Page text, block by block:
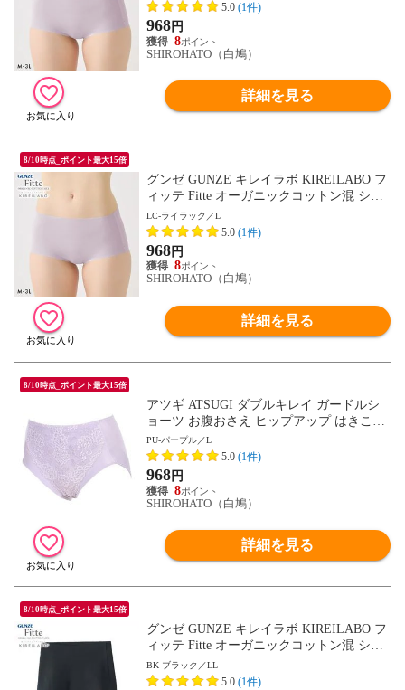
5.0 (1件)
968円
8
SHIROHATO（白鳩）
詳細を見る
8/10時点_ポイント最大15倍
グンゼ GUNZE キレイラボ KIREILABO フ
ィッテ Fitte オーガニックコットン混 ショ
ーツ レギュラー 単品 ヘム カットオフ
LC-ライラック／L
5.0 (1件)
968円
8
SHIROHATO（白鳩）
詳細を見る
8/10時点_ポイント最大15倍
アツギ ATSUGI ダブルキレイ ガードルシ
ョーツ お腹おさえ ヒップアップ はきこみ
深め 足ぐり折返し 単品
PU-パープル／L
5.0 (1件)
968円
8
SHIROHATO（白鳩）
詳細を見る
8/10時点_ポイント最大15倍
グンゼ GUNZE キレイラボ KIREILABO フ
ィッテ Fitte オーガニックコットン混 ショ
ーツ レギュラー 単品 ヘム カットオフ
BK-ブラック／LL
5.0 (1件)